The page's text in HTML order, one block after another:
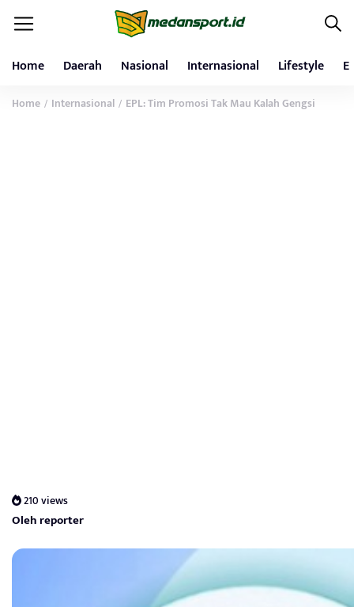
Home Daerah Nasional Internasional Lifestyle
Home / Internasional / EPL: Tim Promosi Tak Mau Kalah Gengsi
210 views
Oleh reporter